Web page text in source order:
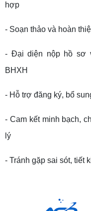
hợp
- Soạn thảo và hoàn
- Đại diện nộp hồ sơ
BHXH
- Hỗ trợ đăng ký, bổ
- Cam kết minh bạch,
lý
- Tránh gặp sai sót, tiết